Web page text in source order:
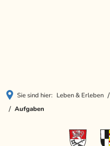
Sie sind hier: Leben & Erleben
Aufgaben